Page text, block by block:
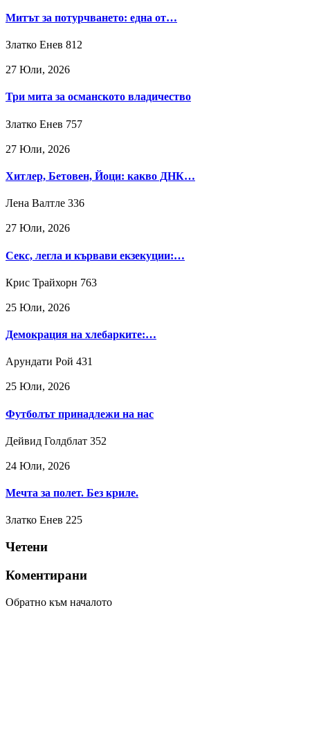
Митът за потурчването: една от…
Златко Енев 812
27 Юли, 2026
Три мита за османското владичество
Златко Енев 757
27 Юли, 2026
Хитлер, Бетовен, Йоци: какво ДНК…
Лена Валтле 336
27 Юли, 2026
Секс, легла и кървави екзекуции:…
Крис Трайхорн 763
25 Юли, 2026
Демокрация на хлебарките:…
Арундати Рой 431
25 Юли, 2026
Футболът принадлежи на нас
Дейвид Голдблат 352
24 Юли, 2026
Мечта за полет. Без криле.
Златко Енев 225
Четени
Коментирани
Обратно към началото